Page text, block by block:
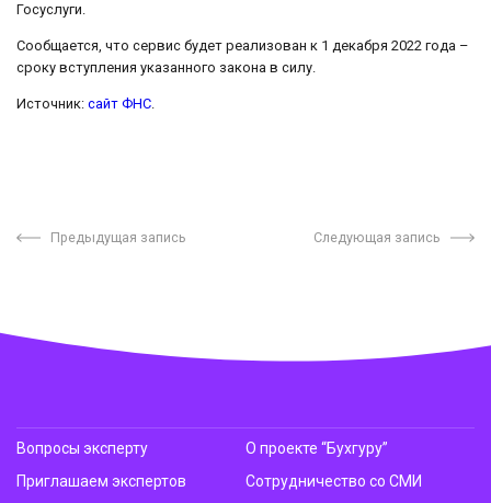
Госуслуги.
Сообщается, что сервис будет реализован к 1 декабря 2022 года –
сроку вступления указанного закона в силу.
Источник: сайт ФНС
Предыдущая запись Следующая запись
Вопросы эксперту
Приглашаем экспертов
О проекте “Бухгуру”
Сотрудничество со СМИ